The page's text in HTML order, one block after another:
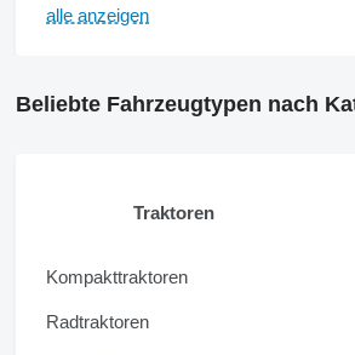
alle anzeigen
Beliebte Fahrzeugtypen nach
Traktoren
Kompakttraktoren
Radtraktoren